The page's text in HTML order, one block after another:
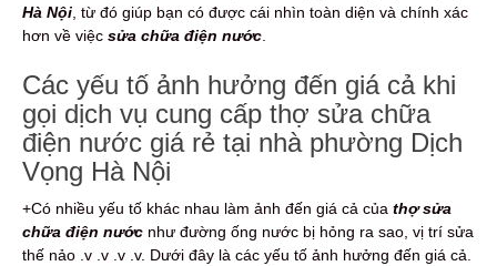
Hà Nội , từ đó giúp bạn có được cái nhìn toàn diện và chính xác
hơn về việc sửa chữa điện nước
Các yếu tố ảnh hưởng đến giá cả khi
gọi dịch vụ cung cấp thợ sửa chữa
điện nước giá rẻ tại nhà phường Dịch
Vọng Hà Nội
+Có nhiều yếu tố khác nhau làm ảnh đến giá cả của thợ sửa
chữa điện nước như đường ống nước bị hỏng ra sao, vị trí sửa
thế nảo .v .v .v .v. Dưới đây là các yếu tố ảnh hưởng đến giá cả.